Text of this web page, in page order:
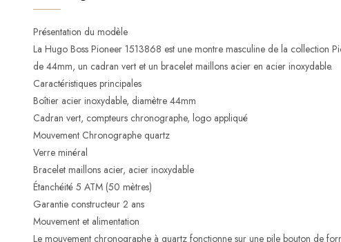
Présentation du modèle
La Hugo Boss Pioneer 1513868 est une montre masculine de la collection
de 44mm, un cadran vert et un bracelet maillons acier en acier inoxydable.
Caractéristiques principales
Boîtier acier inoxydable, diamètre 44mm
Cadran vert, compteurs chronographe, logo appliqué
Mouvement Chronographe quartz
Verre minéral
Bracelet maillons acier, acier inoxydable
Étanchéité 5 ATM (50 mètres)
Garantie constructeur 2 ans
Mouvement et alimentation
Le mouvement chronographe à quartz fonctionne sur une pile bouton de